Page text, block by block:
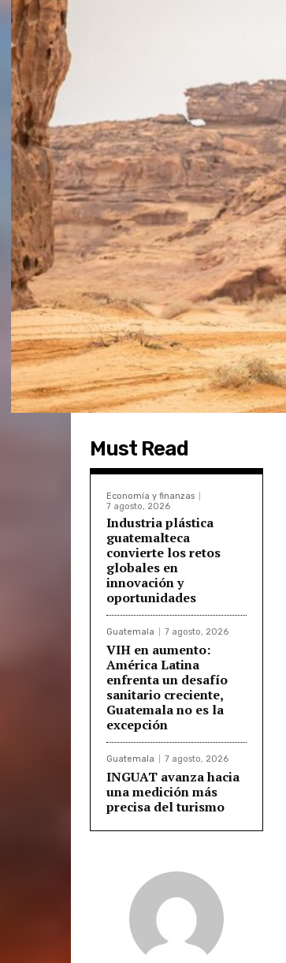
Must Read
Economía y finanzas
7 agosto, 2026
Industria plástica
guatemalteca
convierte los retos
globales en
innovación y
oportunidades
Guatemala 7 agosto, 2026
VIH en aumento:
América Latina
enfrenta un desafío
sanitario creciente,
Guatemala no es la
excepción
Guatemala 7 agosto, 2026
INGUAT avanza hacia
una medición más
precisa del turismo